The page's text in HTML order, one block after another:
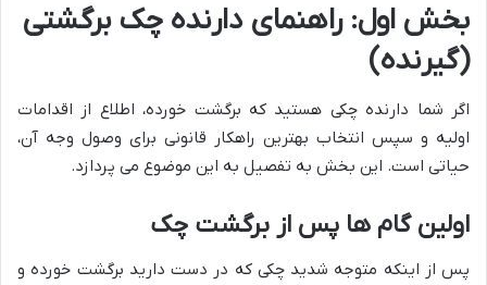
بخش اول: راهنمای دارنده چک برگشتی
(گیرنده)
اگر شما دارنده چکی هستید که برگشت خورده، اطلاع از اقدامات
اولیه و سپس انتخاب بهترین راهکار قانونی برای وصول وجه آن،
حیاتی است. این بخش به تفصیل به این موضوع می پردازد.
اولین گام ها پس از برگشت چک
پس از اینکه متوجه شدید چکی که در دست دارید برگشت خورده و